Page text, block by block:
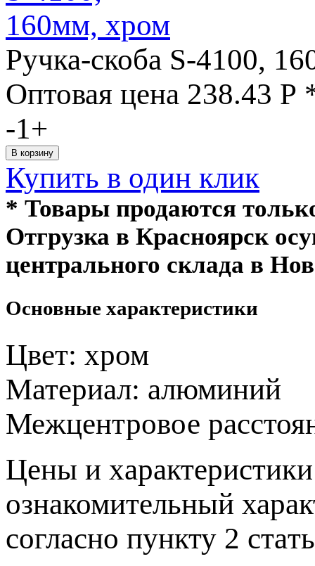
Ручка-скоба S-4100,
Оптовая цена 238.43 Р
-1+
Купить в один клик
* Товары продаются
Отгрузка в Красноярск
центрального склада в
Основные характеристики
Цвет: хром
Материал: алюминий
Межцентровое
Цeны и
ознакомительный
согласно пункту 2